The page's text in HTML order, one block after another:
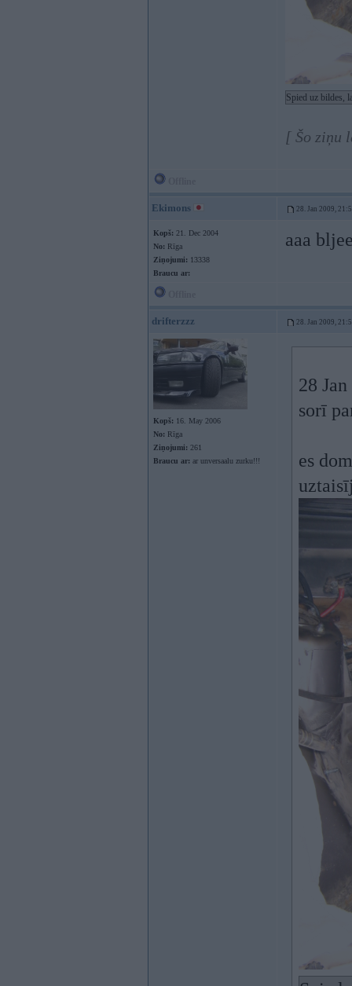
Spied uz bildes,
[ Šo ziņu
Ekimons 28. Jan 2009,
Kopš: 21. Dec 2004
No: Rīga
Ziņojumi: 13338
Braucu ar:
aaa
drifterzzz 28. Jan 2009,
Kopš: 16. May 2006
No: Rīga
Ziņojumi: 261
Braucu ar: ar unversaalu zurku!!!
28
sorī
es